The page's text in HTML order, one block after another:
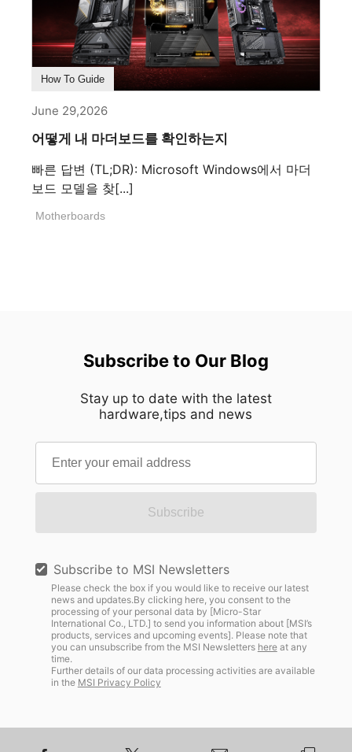
How To Guide
June 29,2026
어떻게 내 마더보드를 확인하는지
빠른 답변 (TL;DR): Microsoft Windows에서 마더
보드 모델을 찾[...]
Motherboards
Subscribe to Our Blog
Stay up to date with the latest
hardware,tips and news
Subscribe
Subscribe to MSI Newsletters
Please check the box if you would like to receive our latest
news and updates.By clicking here, you consent to the
processing of your personal data by [Micro-Star
International Co., LTD.] to send you information about [MSI’s
products, services and upcoming events]. Please note that
you can unsubscribe from the MSI Newsletters hereat any
time.
Further details of our data processing activities are available
in the MSI Privacy Policy